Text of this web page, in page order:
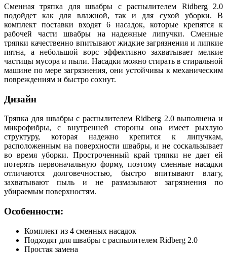
Сменная тряпка для швабры с распылителем Ridberg 2.0
подойдет как для влажной, так и для сухой уборки. В
комплект поставки входят 6 насадок, которые крепятся к
рабочей части швабры на надежные липучки. Сменные
тряпки качественно впитывают жидкие загрязнения и липкие
пятна, а небольшой ворс эффективно захватывает мелкие
частицы мусора и пыли. Насадки можно стирать в стиральной
машине по мере загрязнения, они устойчивы к механическим
повреждениям и быстро сохнут.
Дизайн
Тряпка для швабры с распылителем Ridberg 2.0 выполнена и
микрофибры, с внутренней стороны она имеет рыхлую
структуру, которая надежно крепится к липучкам,
расположенным на поверхности швабры, и не соскальзывает
во время уборки. Простроченный край тряпки не дает ей
потерять первоначальную форму, поэтому сменные насадки
отличаются долговечностью, быстро впитывают влагу,
захватывают пыль и не размазывают загрязнения по
убираемым поверхностям.
Особенности:
Комплект из 4 сменных насадок
Подходят для швабры с распылителем Ridberg 2.0
Простая замена